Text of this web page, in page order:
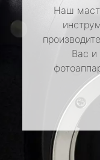
Наш
Вас и